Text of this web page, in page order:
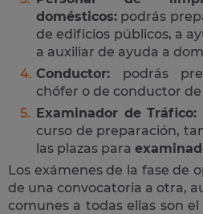
domésticos: podrás
de edificios públicos, a
a auxiliar de ayuda a
Conductor: podrás
chófer o de conductor
Examinador de Tráfico:
curso de preparación,
las plazas para
Los exámenes de la fase de
de una convocatoria a otra,
comunes a todas ellas son